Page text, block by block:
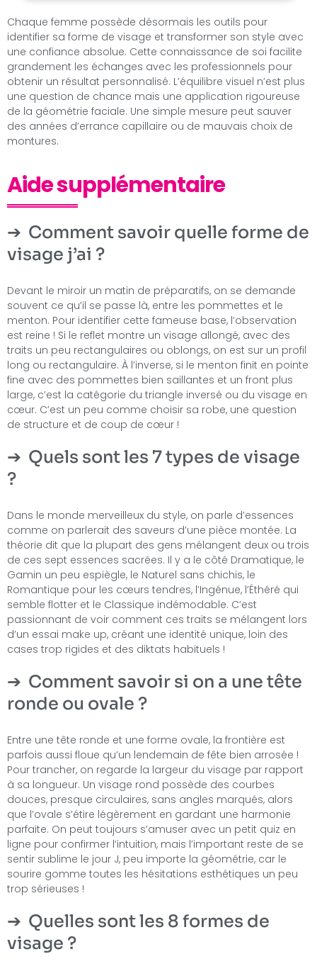
Chaque femme possède désormais les outils pour
identifier sa forme de visage et transformer son style avec
une confiance absolue. Cette connaissance de soi facilite
grandement les échanges avec les professionnels pour
obtenir un résultat personnalisé. L’équilibre visuel n’est plus
une question de chance mais une application rigoureuse
de la géométrie faciale. Une simple mesure peut sauver
des années d’errance capillaire ou de mauvais choix de
montures.
Aide supplémentaire
Comment savoir quelle forme de
visage j’ai ?
Devant le miroir un matin de préparatifs, on se demande
souvent ce qu’il se passe là, entre les pommettes et le
menton. Pour identifier cette fameuse base, l’observation
est reine ! Si le reflet montre un visage allongé, avec des
traits un peu rectangulaires ou oblongs, on est sur un profil
long ou rectangulaire. À l’inverse, si le menton finit en pointe
fine avec des pommettes bien saillantes et un front plus
large, c’est la catégorie du triangle inversé ou du visage en
cœur. C’est un peu comme choisir sa robe, une question
de structure et de coup de cœur !
Quels sont les 7 types de visage
?
Dans le monde merveilleux du style, on parle d’essences
comme on parlerait des saveurs d’une pièce montée. La
théorie dit que la plupart des gens mélangent deux ou trois
de ces sept essences sacrées. Il y a le côté Dramatique, le
Gamin un peu espiègle, le Naturel sans chichis, le
Romantique pour les cœurs tendres, l’Ingénue, l’Éthéré qui
semble flotter et le Classique indémodable. C’est
passionnant de voir comment ces traits se mélangent lors
d’un essai make up, créant une identité unique, loin des
cases trop rigides et des diktats habituels !
Comment savoir si on a une tête
ronde ou ovale ?
Entre une tête ronde et une forme ovale, la frontière est
parfois aussi floue qu’un lendemain de fête bien arrosée !
Pour trancher, on regarde la largeur du visage par rapport
à sa longueur. Un visage rond possède des courbes
douces, presque circulaires, sans angles marqués, alors
que l’ovale s’étire légèrement en gardant une harmonie
parfaite. On peut toujours s’amuser avec un petit quiz en
ligne pour confirmer l’intuition, mais l’important reste de se
sentir sublime le jour J, peu importe la géométrie, car le
sourire gomme toutes les hésitations esthétiques un peu
trop sérieuses !
Quelles sont les 8 formes de
visage ?